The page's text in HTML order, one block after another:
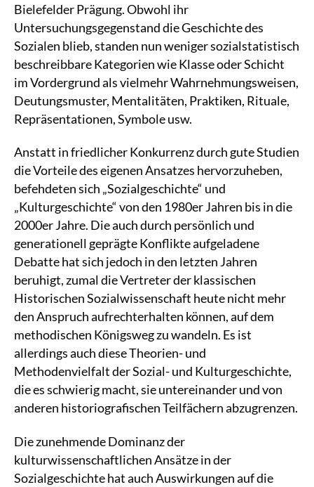
Bielefelder Prägung. Obwohl ihr
Untersuchungsgegenstand die Geschichte des
Sozialen blieb, standen nun weniger sozialstatistisch
beschreibbare Kategorien wie Klasse oder Schicht
im Vordergrund als vielmehr Wahrnehmungsweisen,
Deutungsmuster, Mentalitäten, Praktiken, Rituale,
Repräsentationen, Symbole usw.
Anstatt in friedlicher Konkurrenz durch gute Studien
die Vorteile des eigenen Ansatzes hervorzuheben,
befehdeten sich „Sozialgeschichte“ und
„Kulturgeschichte“ von den 1980er Jahren bis in die
2000er Jahre. Die auch durch persönlich und
generationell geprägte Konflikte aufgeladene
Debatte hat sich jedoch in den letzten Jahren
beruhigt, zumal die Vertreter der klassischen
Historischen Sozialwissenschaft heute nicht mehr
den Anspruch aufrechterhalten können, auf dem
methodischen Königsweg zu wandeln. Es ist
allerdings auch diese Theorien- und
Methodenvielfalt der Sozial- und Kulturgeschichte,
die es schwierig macht, sie untereinander und von
anderen historiografischen Teilfächern abzugrenzen.
Die zunehmende Dominanz der
kulturwissenschaftlichen Ansätze in der
Sozialgeschichte hat auch Auswirkungen auf die